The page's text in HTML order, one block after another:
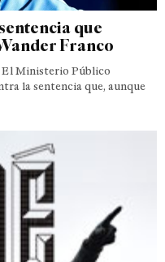
que
Franco
Ministerio Público
la sentencia que, aunque